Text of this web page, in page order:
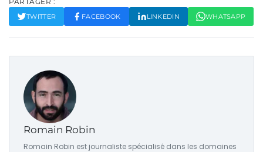
TWITTER FACEBOOK LINKEDIN WHATSAPP
Romain Robin
Romain Robin est journaliste spécialisé dans les domaines